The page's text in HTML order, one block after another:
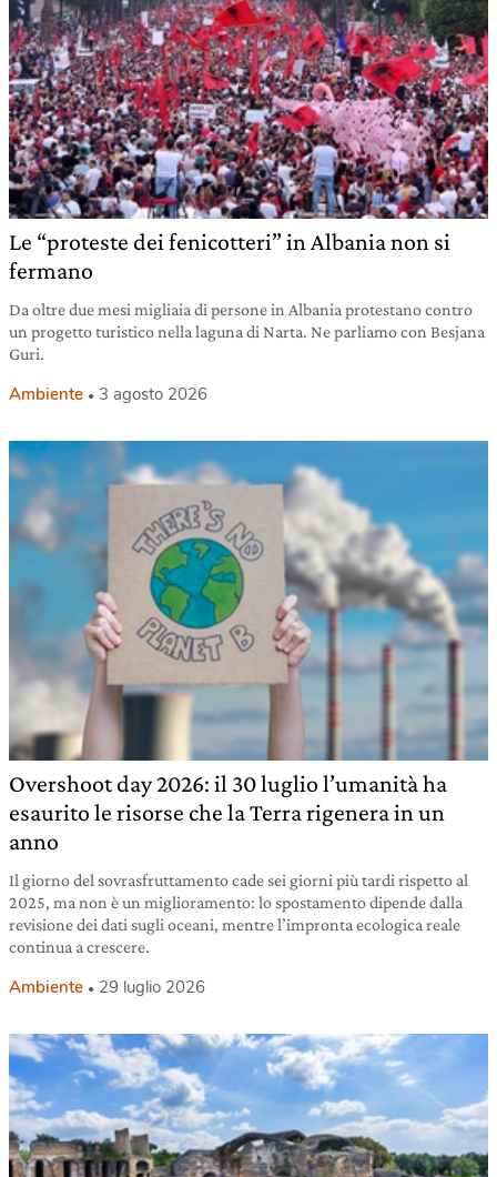
Le “proteste dei fenicotteri” in Albania non si
fermano
Da oltre due mesi migliaia di persone in Albania protestano contro
un progetto turistico nella laguna di Narta. Ne parliamo con Besjana
Guri.
Ambiente 3 agosto 2026
Overshoot day 2026: il 30 luglio l’umanità ha
esaurito le risorse che la Terra rigenera in un
anno
Il giorno del sovrasfruttamento cade sei giorni più tardi rispetto al
2025, ma non è un miglioramento: lo spostamento dipende dalla
revisione dei dati sugli oceani, mentre l’impronta ecologica reale
continua a crescere.
Ambiente 29 luglio 2026